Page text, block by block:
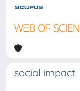
social impact